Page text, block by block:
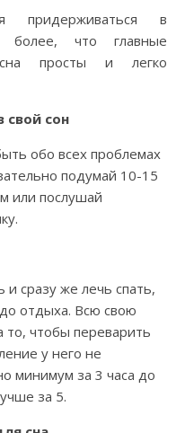
в
более, что главные
сна просты и легко
свой сон
обо всех проблемах
подумай 10-15
или послушай
и сразу же лечь спать,
отдыха. Всю свою
то, чтобы переварить
у него не
минимум за 3 часа до
за 5.